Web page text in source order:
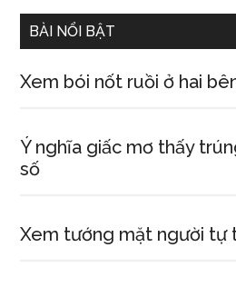
lại
khác
BÀI NỔI BẬT
Xem bói nốt ruồi ở hai
Ý nghĩa giấc mơ thấy
số
Xem tướng mặt người tự